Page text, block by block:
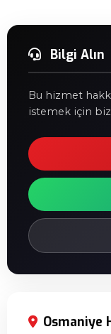
Bilgi Alın
Bu hizmet
istemek için
Osmaniye